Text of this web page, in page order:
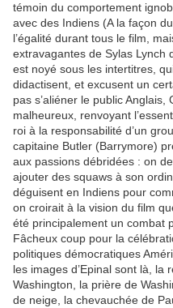
témoin du comportement
avec des Indiens (A la façon
l’égalité durant tous le film,
extravagantes de Sylas Lynch
est noyé sous les intertitres,
didactisent, et excusent un
pas s’aliéner le public
malheureux, renvoyant
roi à la responsabilité d’un
capitaine Butler (Barrymore)
aux passions débridées : on
ajouter des squaws à son
déguisent en Indiens pour
on croirait à la vision du film
été principalement un combat
Fâcheux coup pour la
politiques démocratiques
les images d’Epinal sont là, la
Washington, la prière de
de neige, la chevauchée de